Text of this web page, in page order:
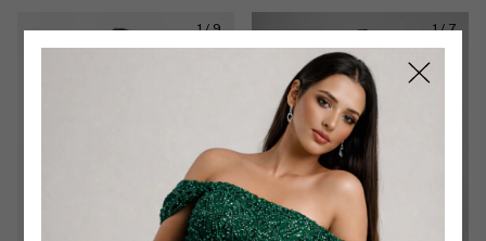
1/9 1/7